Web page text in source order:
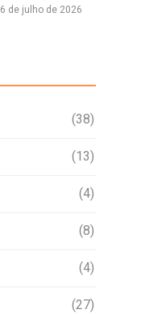
6 de julho de 2026
(38)
(13)
(4)
(8)
(4)
(27)